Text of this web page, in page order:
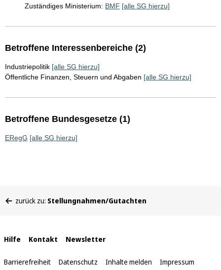
Zuständiges Ministerium: BMF [alle SG hierzu]
Betroffene Interessenbereiche (2)
Industriepolitik [alle SG hierzu]
Öffentliche Finanzen, Steuern und Abgaben [alle SG hierzu]
Betroffene Bundesgesetze (1)
ERegG [alle SG hierzu]
befinden
zurück zu: Stellungnahmen/Gutachten
Interne
Links
Hilfe Kontakt Newsletter
Barrierefreiheit Datenschutz Inhalte melden Impressum